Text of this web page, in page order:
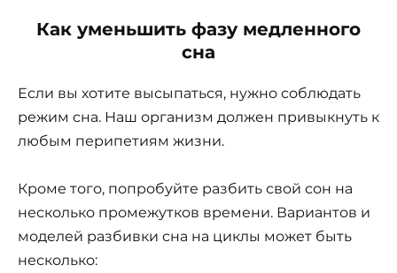
Как уменьшить фазу медленного
сна
Если вы хотите высыпаться, нужно соблюдать
режим сна. Наш организм должен привыкнуть к
любым перипетиям жизни.
Кроме того, попробуйте разбить свой сон на
несколько промежутков времени. Вариантов и
моделей разбивки сна на циклы может быть
несколько: